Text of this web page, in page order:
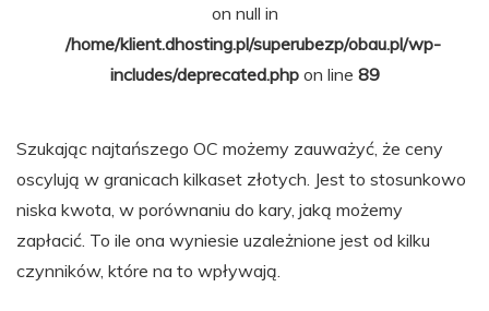
on null in
/home/klient.dhosting.pl/superubezp/obau.pl/wp-
includes/deprecated.phpon line 89
Szukając najtańszego OC możemy zauważyć, że ceny
oscylują w granicach kilkaset złotych. Jest to stosunkowo
niska kwota, w porównaniu do kary, jaką możemy
zapłacić. To ile ona wyniesie uzależnione jest od kilku
czynników, które na to wpływają.